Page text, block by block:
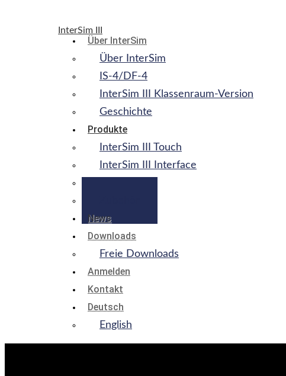
InterSim III
Über InterSim
Über InterSim
IS-4/DF-4
InterSim III Klassenraum-Version
Geschichte
Produkte
InterSim III Touch
InterSim III Interface
News
Downloads
Freie Downloads
Anmelden
Kontakt
Deutsch
English